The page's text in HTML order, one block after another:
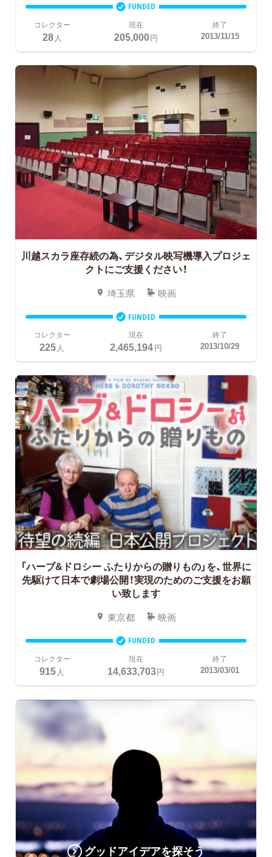
FUNDED
コレクター
28人
現在
205,000円
終了
2013/11/15
川越スカラ座存続の為、デジタル映写機導入プロジェ
クトにご支援ください！
埼玉県 映画
FUNDED
コレクター
225人
現在
2,465,194円
終了
2013/10/29
「ハーブ&ドロシー ふたりからの贈りもの」を、世界に
先駆けて日本で劇場公開！実現のためのご支援をお願
い致します
東京都 映画
FUNDED
コレクター
915人
現在
14,633,703円
終了
2013/03/01
グッドアイデアを探そう